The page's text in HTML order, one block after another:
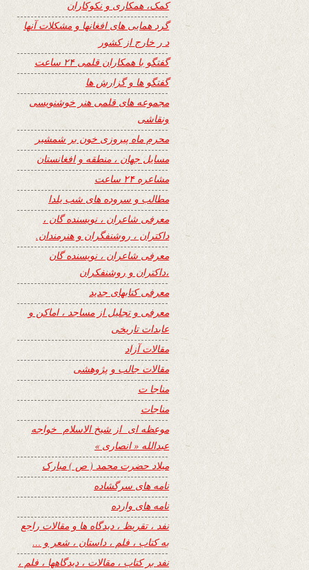
کمک، همکاری و نکوکاران
گرد همایی های افغانها و مشکلات آنها
د ر خارج از کشور
گفتگو با همکاران قلمی ۲۴ ساعت
گفتگو ها و گزارش ها
مجموعه های قلمی هنر خوشنویسی
ونقاشی
محرم ماه پیروزی خون بر شمشیر
مسایل جهان ، منطقه و افغانستان
مشاعره ۲۴ ساعت
مطالب و سروده های شب یلدا
معرفی شاعران ، نویسنده گان ،
داکتران ، روشنفگران و هنرمندان.
معرفی شاعران ، نویسنده گان
،داکتران و روشنفکران
معرفی کتابهای جدید
معرفی و تجلیل از مساجد ، اماکن و
عابدات تاریخی
مقالات آزاد
مقالات جالب و پژوهشی
مناجا ت
مناجات
موعظه ای از شیخ الاسلام خواجه
عبدالله « انصاری »
میلاد حضرت محمد ( ص ) مبارک
نامه های سرگشاده
نامه های وارده
نفد ، تقریظ ، دیدگاه ها و مقالات راجع
به کتاب ، فلم ، داستان ، شعر و …
نفد بر کتاب ، مقالات ، دیدگاهها ، فلم ،